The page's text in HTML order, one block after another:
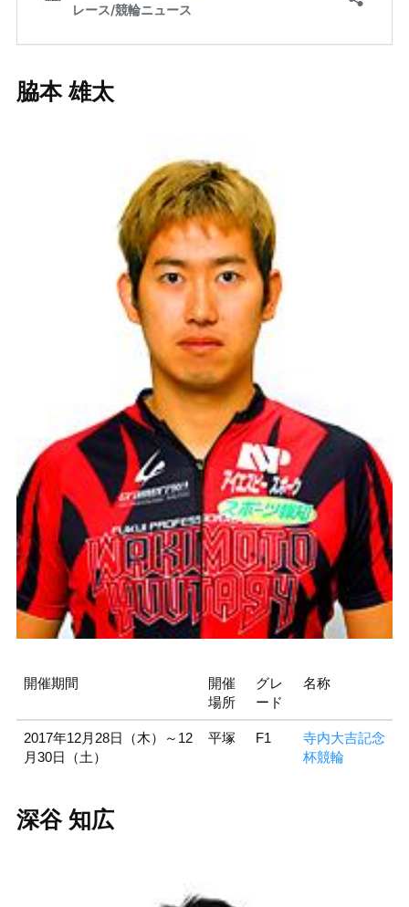
脇本 雄太
開催期間
開催
場所
グレ
ード
名称
2017年12月28日（木）～12
月30日（土）
平塚 F1
寺内大吉記念
杯競輪
深谷 知広